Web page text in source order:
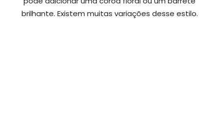
brilhante. Existem muitas variações desse estilo.